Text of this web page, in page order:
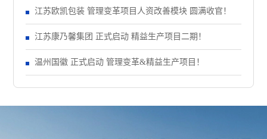
江苏欧凯包装 管理变革项目人资改善模块 圆满收官！
江苏康乃馨集团 正式启动 精益生产项目二期！
温州国徽 正式启动 管理变革&精益生产项目！